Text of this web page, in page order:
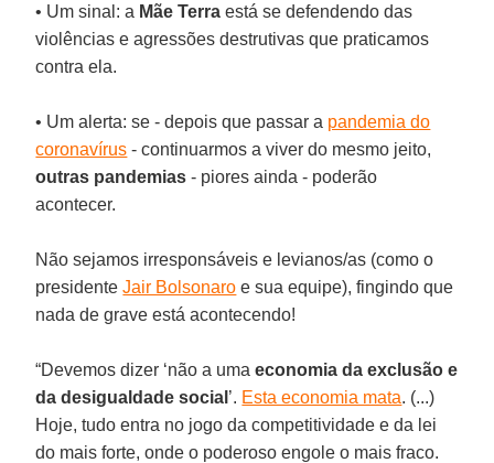
• Um sinal: a Mãe Terra está se defendendo das
violências e agressões destrutivas que praticamos
contra ela.
• Um alerta: se - depois que passar a pandemia do
coronavírus - continuarmos a viver do mesmo jeito,
outras pandemias - piores ainda - poderão
acontecer.
Não sejamos irresponsáveis e levianos/as (como o
presidenteJair Bolsonaro e sua equipe), fingindo que
nada de grave está acontecendo!
“Devemos dizer ‘não a uma economia da exclusão e
da desigualdade social ’. Esta economia mata. (...)
Hoje, tudo entra no jogo da competitividade e da lei
do mais forte, onde o poderoso engole o mais fraco.